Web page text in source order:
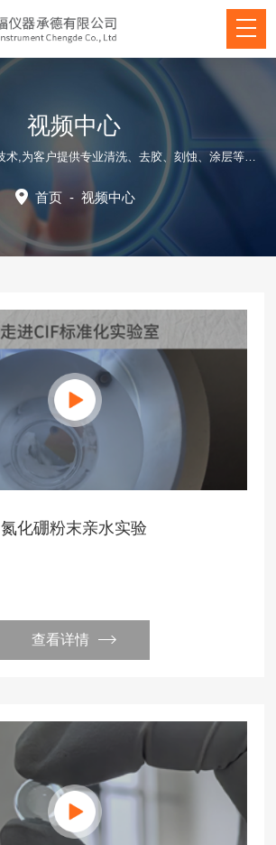
视频中心
CIF专注材料表面处理技术,为客户提供专业清洗、去胶、刻蚀、涂层等方面仪器装备和应用工艺解决方案！
首页 - 视频中心
氮化硼粉末亲水实验
查看详情